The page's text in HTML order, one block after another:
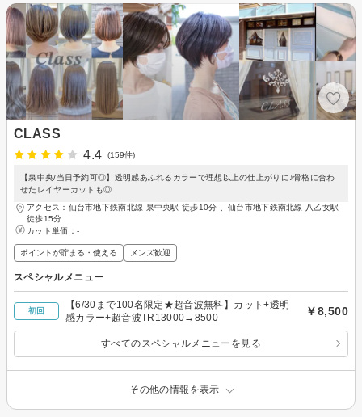
CLASS
4.4
(159件)
【泉中央/当日予約可◎】透明感あふれるカラーで理想以上の仕上がりに♪骨格に合わ
せたレイヤーカットも◎
アクセス：仙台市地下鉄南北線 泉中央駅 徒歩10分 、仙台市地下鉄南北線 八乙女駅
徒歩15分
カット単価： -
ポイントが貯まる・使える メンズ歓迎
スペシャルメニュー
初回
【6/30まで100名限定★超音波無料】カット+透明
感カラー+超音波TR13000→8500
￥8,500
すべてのスペシャルメニューを見る
その他の情報を表示